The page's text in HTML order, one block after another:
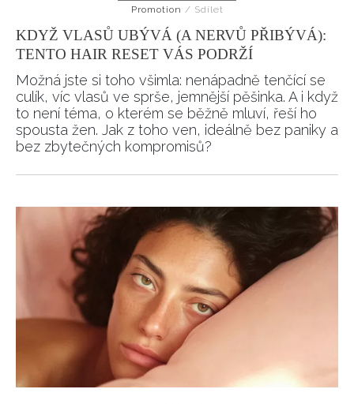
Promotion / Sdílet
KDYŽ VLASŮ UBÝVÁ (A NERVŮ PŘIBÝVÁ):
TENTO HAIR RESET VÁS PODRŽÍ
Možná jste si toho všimla: nenápadně tenčící se
culík, víc vlasů ve sprše, jemnější pěšinka. A i když
to není téma, o kterém se běžně mluví, řeší ho
spousta žen. Jak z toho ven, ideálně bez paniky a
bez zbytečných kompromisů?